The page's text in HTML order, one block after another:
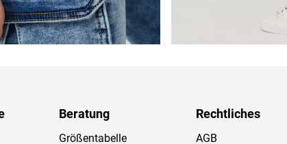
Beratung
Größentabelle
Rechtliches
AGB